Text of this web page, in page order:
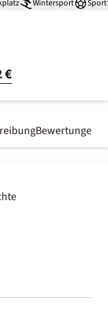
Wintersport Sport
€
Bewertungen